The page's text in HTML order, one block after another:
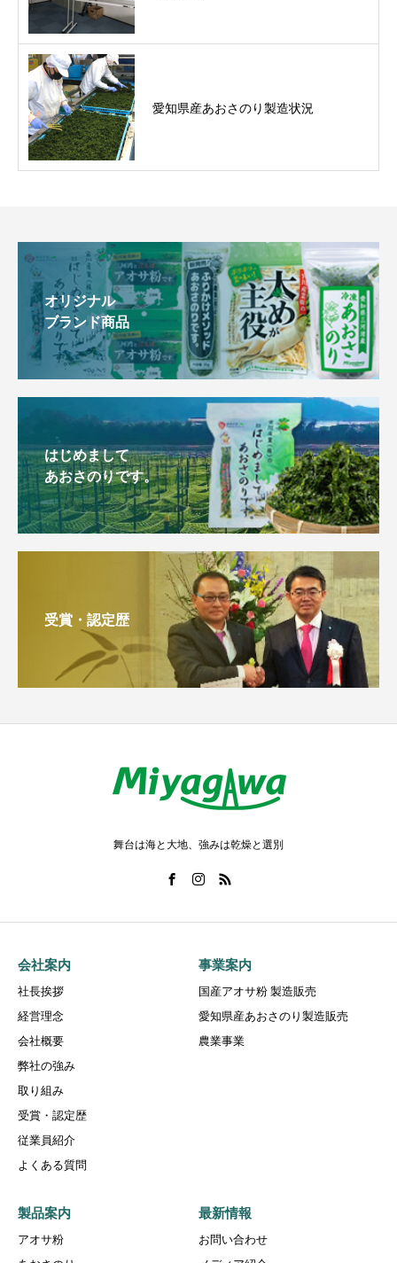
愛知県産あおさのり製造状況
オリジナル
ブランド商品
はじめまして
あおさのりです。
受賞・認定歴
舞台は海と大地、強みは乾燥と選別
会社案内
社長挨拶
経営理念
会社概要
弊社の強み
取り組み
受賞・認定歴
従業員紹介
よくある質問
事業案内
国産アオサ粉 製造販売
愛知県産あおさのり製造販売
農業事業
製品案内
アオサ粉
最新情報
お問い合わせ